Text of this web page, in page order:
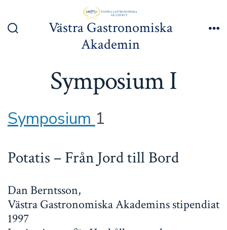
till
Västra Gastronomiska
Akademin
Symposium I
Symposium 1
Potatis – Från Jord till Bord
Dan Berntsson,
Västra Gastronomiska Akademins stipendiat
1997